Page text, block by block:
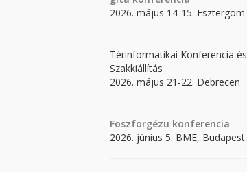
2026. május 14-15. Esztergom
Térinformatikai Konferencia és
Szakkiállítás
2026. május 21-22. Debrecen
Foszforgézu konferencia
2026. június 5. BME, Budapest